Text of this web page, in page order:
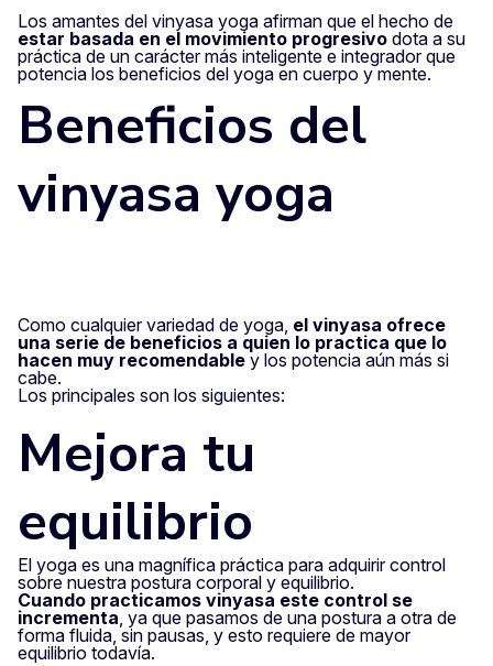
Los amantes del vinyasa yoga afirman que el hecho de
estar basada en el movimiento progresivo dota a su
práctica de un carácter más inteligente e integrador que
potencia los beneficios del yoga en cuerpo y mente.
Beneficios del
vinyasa yoga
Como cualquier variedad de yoga, el vinyasa ofrece
una serie de beneficios a quien lo practica que lo
hacen muy recomendable y los potencia aún más si
cabe.
Los principales son los siguientes:
Mejora tu
equilibrio
El yoga es una magnífica práctica para adquirir control
sobre nuestra postura corporal y equilibrio.
Cuando practicamos vinyasa este control se
incrementa, ya que pasamos de una postura a otra de
forma fluida, sin pausas, y esto requiere de mayor
equilibrio todavía.